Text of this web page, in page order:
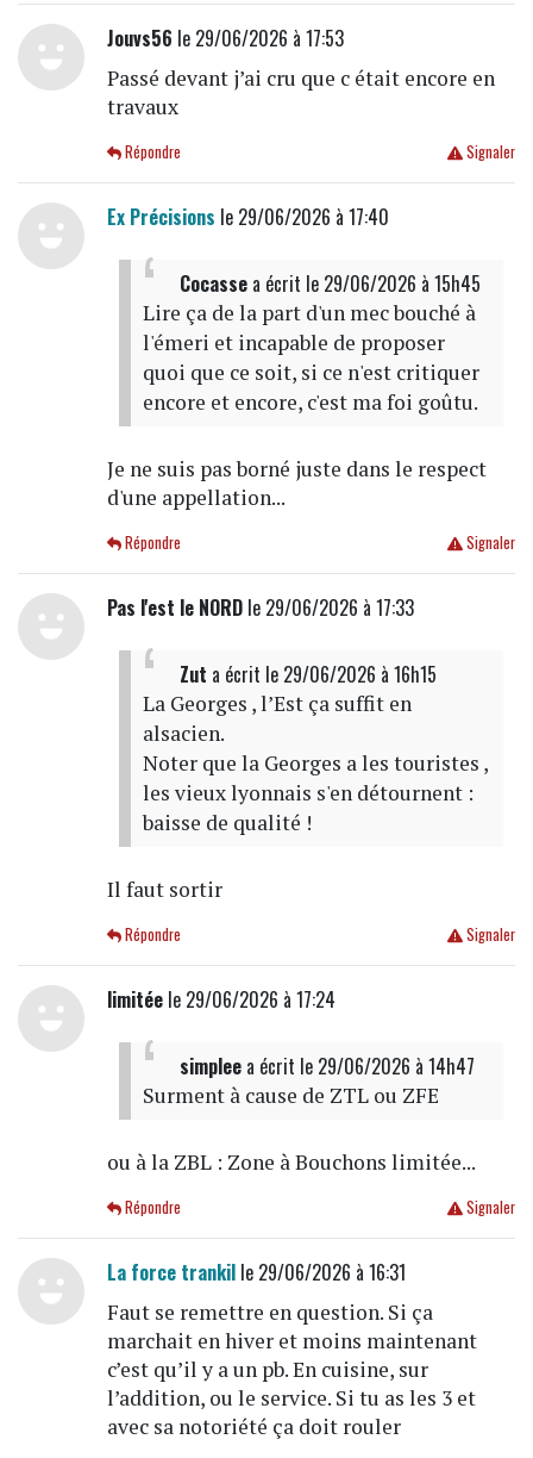
Jouvs56 le 29/06/2026 à 17:53
Passé devant j’ai cru que c était encore en
travaux
Signaler
Répondre
Ex Précisions le 29/06/2026 à 17:40
Cocassea écrit le 29/06/2026 à 15h45
Lire ça de la part d'un mec bouché à
l'émeri et incapable de proposer
quoi que ce soit, si ce n'est critiquer
encore et encore, c'est ma foi goûtu.
Je ne suis pas borné juste dans le respect
d'une appellation...
Signaler
Répondre
Pas l'est le NORDle 29/06/2026 à 17:33
Zut a écrit le 29/06/2026 à 16h15
La Georges , l’Est ça suffit en
alsacien.
Noter que la Georges a les touristes ,
les vieux lyonnais s'en détournent :
baisse de qualité !
Il faut sortir
Signaler
Répondre
limitéele 29/06/2026 à 17:24
simpleea écrit le 29/06/2026 à 14h47
Surment à cause de ZTL ou ZFE
ou à la ZBL : Zone à Bouchons limitée...
Signaler
Répondre
La force trankille 29/06/2026 à 16:31
Faut se remettre en question. Si ça
marchait en hiver et moins maintenant
c’est qu’il y a un pb. En cuisine, sur
l’addition, ou le service. Si tu as les 3 et
avec sa notoriété ça doit rouler